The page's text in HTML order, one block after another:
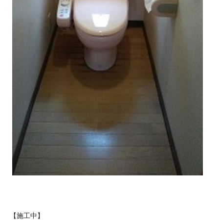
【施工中】